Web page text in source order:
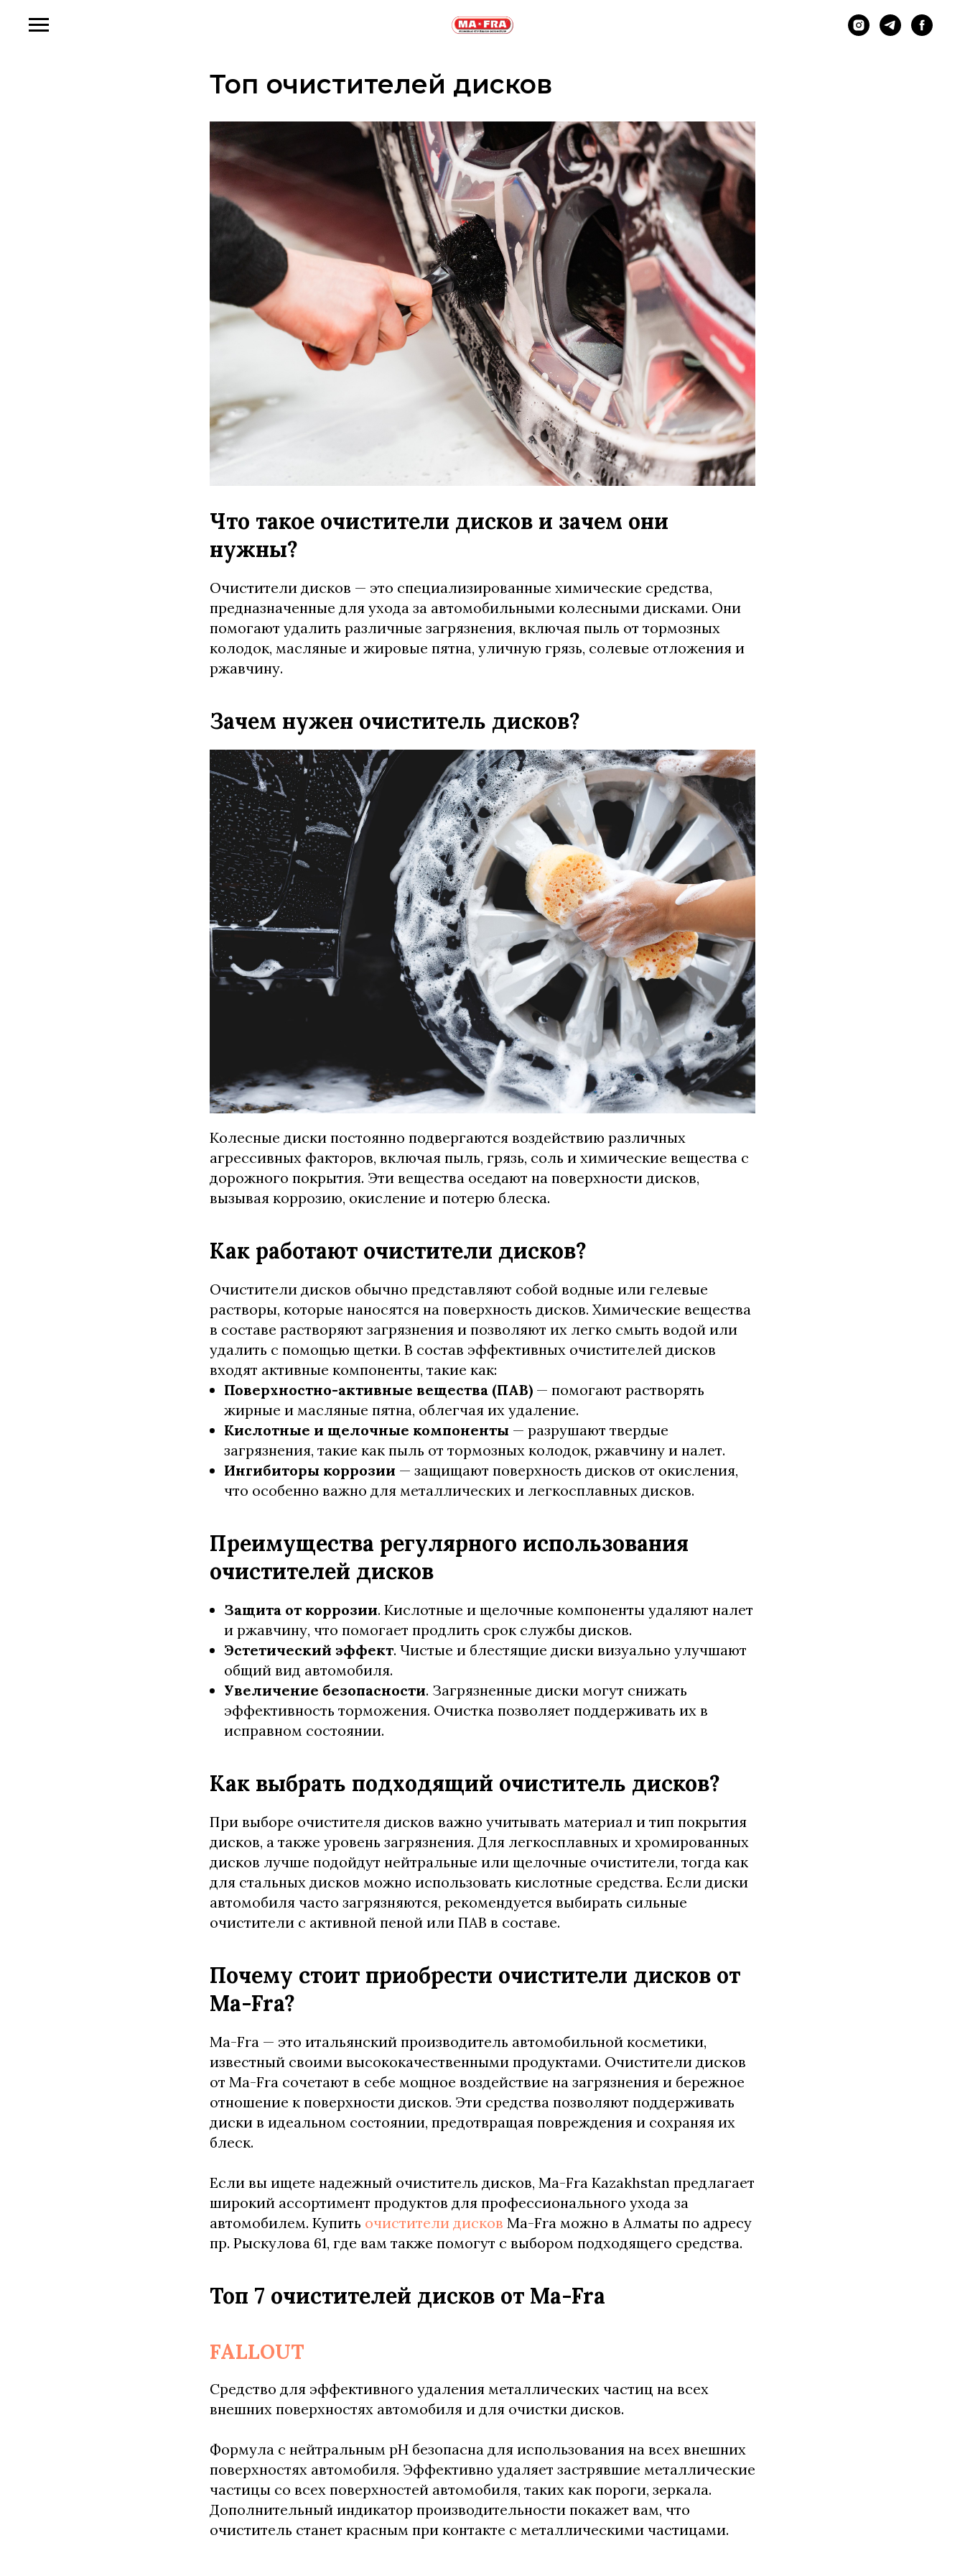
Топ очистителей дисков
Что такое очистители дисков и зачем они
нужны?
Очистители дисков — это специализированные химические средства,
предназначенные для ухода за автомобильными колесными дисками. Они
помогают удалить различные загрязнения, включая пыль от тормозных
колодок, масляные и жировые пятна, уличную грязь, солевые отложения и
ржавчину.
Зачем нужен очиститель дисков?
Колесные диски постоянно подвергаются воздействию различных
агрессивных факторов, включая пыль, грязь, соль и химические вещества с
дорожного покрытия. Эти вещества оседают на поверхности дисков,
вызывая коррозию, окисление и потерю блеска.
Как работают очистители дисков?
Очистители дисков обычно представляют собой водные или гелевые
растворы, которые наносятся на поверхность дисков. Химические вещества
в составе растворяют загрязнения и позволяют их легко смыть водой или
удалить с помощью щетки. В состав эффективных очистителей дисков
входят активные компоненты, такие как:
Поверхностно-активные вещества (ПАВ) — помогают растворять
жирные и масляные пятна, облегчая их удаление.
Кислотные и щелочные компоненты — разрушают твердые
загрязнения, такие как пыль от тормозных колодок, ржавчину и налет.
Ингибиторы коррозии — защищают поверхность дисков от окисления,
что особенно важно для металлических и легкосплавных дисков.
Преимущества регулярного использования
очистителей дисков
Защита от коррозии. Кислотные и щелочные компоненты удаляют налет
и ржавчину, что помогает продлить срок службы дисков.
Эстетический эффект. Чистые и блестящие диски визуально улучшают
общий вид автомобиля.
Увеличение безопасности. Загрязненные диски могут снижать
эффективность торможения. Очистка позволяет поддерживать их в
исправном состоянии.
Как выбрать подходящий очиститель дисков?
При выборе очистителя дисков важно учитывать материал и тип покрытия
дисков, а также уровень загрязнения. Для легкосплавных и хромированных
дисков лучше подойдут нейтральные или щелочные очистители, тогда как
для стальных дисков можно использовать кислотные средства. Если диски
автомобиля часто загрязняются, рекомендуется выбирать сильные
очистители с активной пеной или ПАВ в составе.
Почему стоит приобрести очистители дисков от
Ma-Fra?
Ma-Fra — это итальянский производитель автомобильной косметики,
известный своими высококачественными продуктами. Очистители дисков
от Ma-Fra сочетают в себе мощное воздействие на загрязнения и бережное
отношение к поверхности дисков. Эти средства позволяют поддерживать
диски в идеальном состоянии, предотвращая повреждения и сохраняя их
блеск.
Если вы ищете надежный очиститель дисков, Ma-Fra Kazakhstan предлагает
широкий ассортимент продуктов для профессионального ухода за
автомобилем. Купить очистители дисков Ma-Fra можно в Алматы по адресу
пр. Рыскулова 61, где вам также помогут с выбором подходящего средства.
Топ 7 очистителей дисков от Ma-Fra
FALLOUT
Средство для эффективного удаления металлических частиц на всех
внешних поверхностях автомобиля и для очистки дисков.
Формула с нейтральным pH безопасна для использования на всех внешних
поверхностях автомобиля. Эффективно удаляет застрявшие металлические
частицы со всех поверхностей автомобиля, таких как пороги, зеркала.
Дополнительный индикатор производительности покажет вам, что
очиститель станет красным при контакте с металлическими частицами.